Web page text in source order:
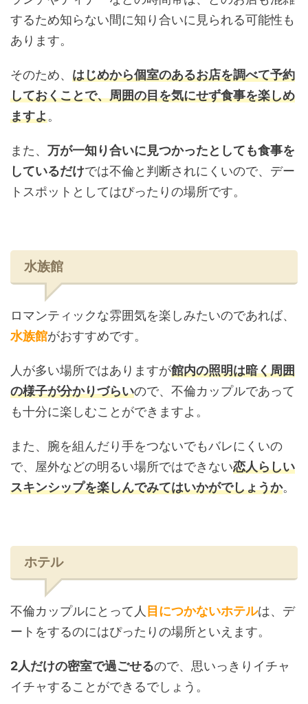
するため知らない間に知り合いに見られる可能性も
あります。
そのため、 はじめから個室のあるお店を調べて予約
しておくことで、周囲の目を気にせず食事を楽しめ
ますよ。
また、 万が一知り合いに見つかったとしても食事を
しているだけでは不倫と判断されにくいので、デー
トスポットとしてはぴったりの場所です。
水族館
ロマンティックな雰囲気を楽しみたいのであれば、
水族館がおすすめです。
人が多い場所ではありますが館内の照明は暗く周囲
の様子が分かりづらいので、不倫カップルであって
も十分に楽しむことができますよ。
また、腕を組んだり手をつないでもバレにくいの
で、屋外などの明るい場所ではできない恋人らしい
スキンシップを楽しんでみてはいかがでしょうか。
ホテル
不倫カップルにとって人 目につかないホテルは、デ
ートをするのにはぴったりの場所といえます。
2人だけの密室で過ごせるので、思いっきりイチャ
イチャすることができるでしょう。